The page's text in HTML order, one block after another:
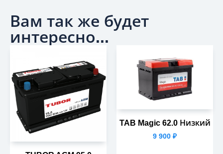
Вам так же будет
интересно...
TAB Magic 62.0 Низкий
9 900 ₽